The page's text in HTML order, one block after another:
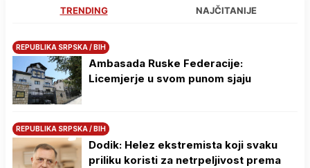
TRENDING NAJČITANIJE
REPUBLIKA SRPSKA / BIH
Ambasada Ruske Federacije:
Licemjerje u svom punom sjaju
REPUBLIKA SRPSKA / BIH
Dodik: Helez ekstremista koji svaku
priliku koristi za netrpeljivost prema